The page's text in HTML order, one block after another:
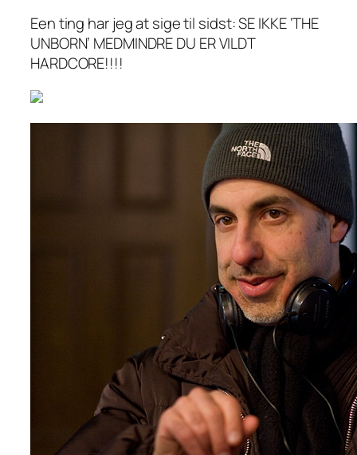
Een ting har jeg at sige til sidst: SE IKKE ‘THE
UNBORN’ MEDMINDRE DU ER VILDT
HARDCORE!!!!